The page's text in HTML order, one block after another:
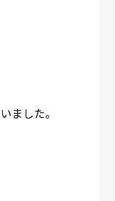
ました。